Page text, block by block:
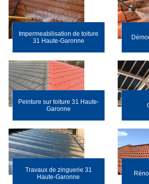
Impermeabilisation de toiture
31 Haute-Garonne
Peinture sur toiture 31 Haute-
Garonne
Travaux de zinguerie 31
Haute-Garonne